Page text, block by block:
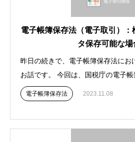
電子帳簿保存法（電子取引）
タ保存可能な場
昨日の続きで、電子帳簿保存法にお
お話です。 今回は、国税庁の電子帳
電子帳簿保存法 2023.11.08